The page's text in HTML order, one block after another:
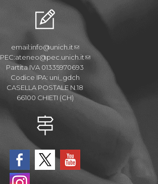
email:info@unich.it
PEC:ateneo@pec.unich.it
Partita IVA 01335970693
Codice IPA: uni_gdch
CASELLA POSTALE N.18
66100 CHIETI (CH)